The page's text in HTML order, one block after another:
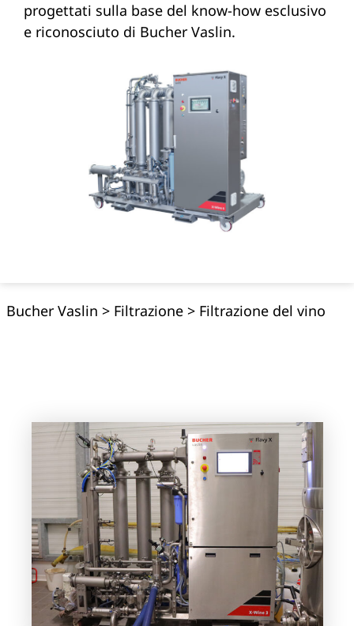
progettati sulla base del know-how esclusivo
e riconosciuto di Bucher Vaslin.
Bucher Vaslin > Filtrazione> Filtrazione del vino